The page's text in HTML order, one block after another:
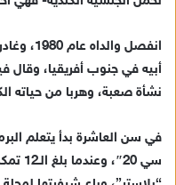
انفصل
أبيه في جنوب أفريقيا، وقال
نشأة صعبة، وهربا من حياته
في سن العاشرة بدأ يتعلم
سي